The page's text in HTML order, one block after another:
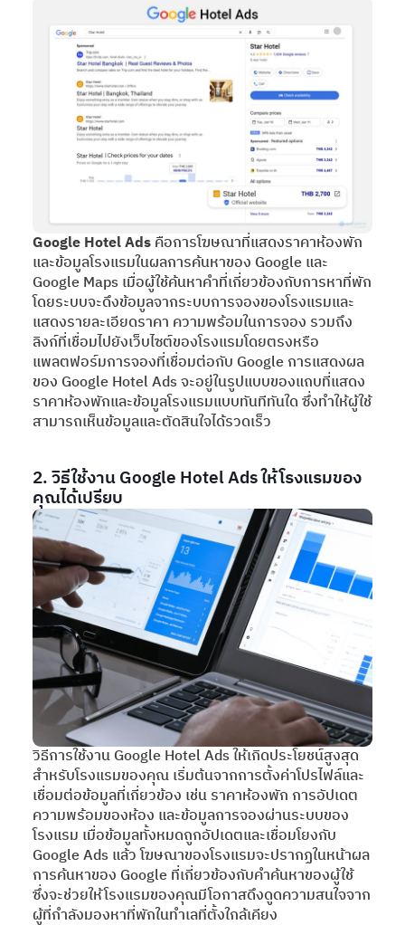
Google Hotel Adsคือการโฆษณาที่แสดงราคาห้องพัก
และข้อมูลโรงแรมในผลการค้นหาของ Google และ
Google Maps เมื่อผู้ใช้ค้นหาคำที่เกี่ยวข้องกับการหาที่พัก
โดยระบบจะดึงข้อมูลจากระบบการจองของโรงแรมและ
แสดงรายละเอียดราคา ความพร้อมในการจอง รวมถึง
ลิงก์ที่เชื่อมไปยังเว็บไซต์ของโรงแรมโดยตรงหรือ
แพลตฟอร์มการจองที่เชื่อมต่อกับ Google การแสดงผล
ของ Google Hotel Ads จะอยู่ในรูปแบบของแถบที่แสดง
ราคาห้องพักและข้อมูลโรงแรมแบบทันทีทันใด ซึ่งทำให้ผู้ใช้
สามารถเห็นข้อมูลและตัดสินใจได้รวดเร็ว
2. วิธีใช้งาน Google Hotel Ads ให้โรงแรมของ
คุณได้เปรียบ
วิธีการใช้งาน Google Hotel Ads ให้เกิดประโยชน์สูงสุด
สำหรับโรงแรมของคุณ เริ่มต้นจากการตั้งค่าโปรไฟล์และ
เชื่อมต่อข้อมูลที่เกี่ยวข้อง เช่น ราคาห้องพัก การอัปเดต
ความพร้อมของห้อง และข้อมูลการจองผ่านระบบของ
โรงแรม เมื่อข้อมูลทั้งหมดถูกอัปเดตและเชื่อมโยงกับ
Google Ads แล้ว โฆษณาของโรงแรมจะปรากฏในหน้าผล
การค้นหาของ Google ที่เกี่ยวข้องกับคำค้นหาของผู้ใช้
ซึ่งจะช่วยให้โรงแรมของคุณมีโอกาสดึงดูดความสนใจจาก
ผู้ที่กำลังมองหาที่พักในทำเลที่ตั้งใกล้เคียง